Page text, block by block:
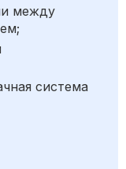
между
система